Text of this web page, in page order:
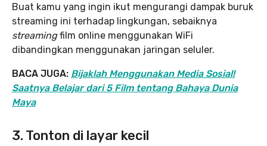
Buat kamu yang ingin ikut mengurangi dampak buruk
streaming ini terhadap lingkungan, sebaiknya
streamingfilm online menggunakan WiFi
dibandingkan menggunakan jaringan seluler.
BACA JUGA: Bijaklah Menggunakan Media Sosial!
Saatnya Belajar dari 5 Film tentang Bahaya Dunia
Maya
3. Tonton di layar kecil